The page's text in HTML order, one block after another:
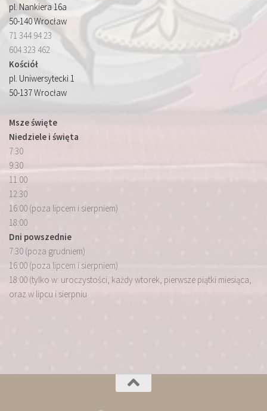
pl. Nankiera 16a
50-140 Wrocław
71 344 94 23
604 323 462
Kościół
pl. Uniwersytecki 1
50-137 Wrocław
Msze święte
Niedziele i święta
7:30
9:30
11:00
12:30
16:00 (poza lipcem i sierpniem)
18:00
Dni powszednie
7:30 (poza grudniem)
16:00 (poza lipcem i sierpniem)
18:00 (tylko w: uroczystości, każdy wtorek, pierwsze piątki miesiąca,
oraz w lipcu i sierpniu